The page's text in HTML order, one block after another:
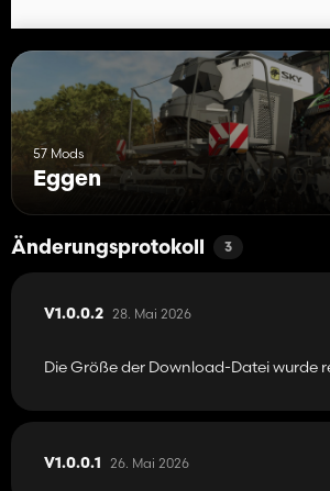
57 Mods
Eggen
Änderungsprotokoll 3
V1.0.0.2 28. Mai 2026
Die Größe der Download-Datei wurde
V1.0.0.1 26. Mai 2026